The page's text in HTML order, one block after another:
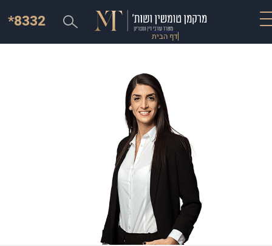
דף הבית
*8332